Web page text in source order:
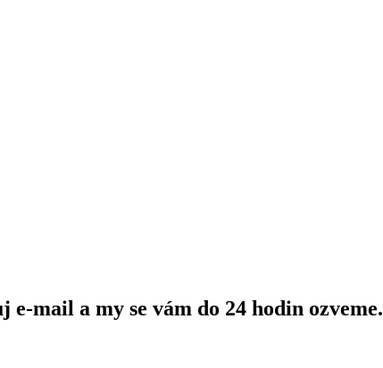
mail a my se vám do 24 hodin ozveme.